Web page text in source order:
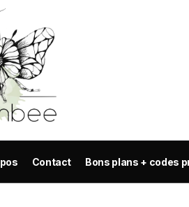
Contact Bons plans + codes